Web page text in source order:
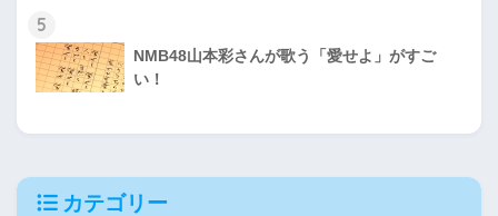
5
NMB48山本彩さんが歌う「愛せよ」がすご
い！
カテゴリー